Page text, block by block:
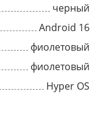
черный
Android 16
фиолетовый
фиолетовый
Hyper OS